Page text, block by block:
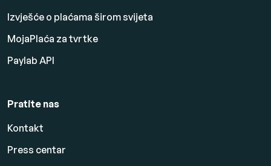
Izvješće o plaćama širom svijeta
MojaPlaća za tvrtke
Paylab API
Pratite nas
Kontakt
Press centar